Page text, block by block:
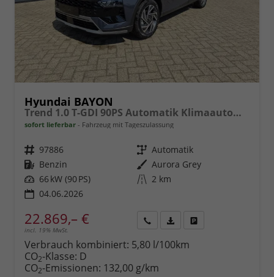
Hyundai BAYON
Trend 1.0 T-GDI 90PS Automatik Klimaautomatik Rückf.Kamera Parksensoren Sitzheizung Lenkradheizung Bluetooth Touchscreen Tempomat Apple CarPlay + Android Auto 16"LM
sofort lieferbar Fahrzeug mit Tageszulassung
Fahrzeugnr. 97886 Getriebe Automatik
Kraftstoff Benzin Außenfarbe Aurora Grey
Leistung 66 kW (90 PS) Kilometerstand 2 km
04.06.2026
22.869,– €
incl. 19% MwSt.
anfordern
Datei,
Verbrauch kombiniert: 5,80 l/100km
CO2-Klasse: D
CO2-Emissionen: 132,00 g/km